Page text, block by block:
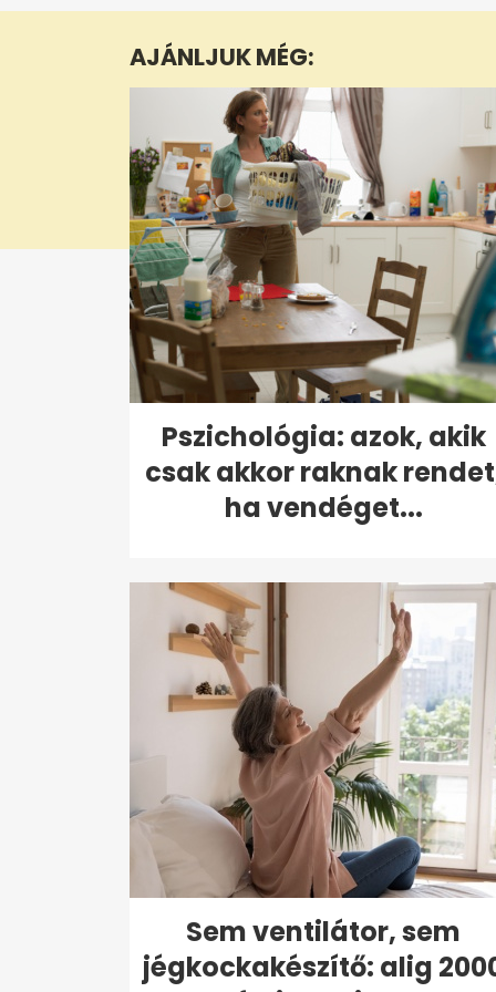
3
11
secondsVolume
0%
AJÁNLJUK MÉG:
Pszichológia: azok, akik
csak akkor raknak
ha vendéget...
Sem ventilátor, sem
jégkockakészítő: alig